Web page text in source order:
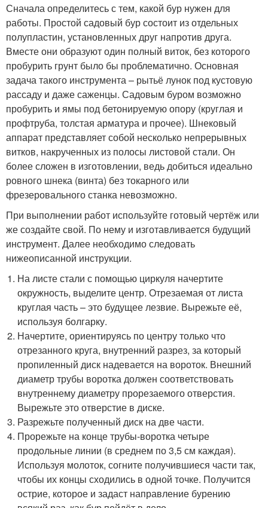
Сначала определитесь с тем, какой бур нужен для
работы. Простой садовый бур состоит из отдельных
полупластин, установленных друг напротив друга.
Вместе они образуют один полный виток, без которого
пробурить грунт было бы проблематично. Основная
задача такого инструмента – рытьё лунок под кустовую
рассаду и даже саженцы. Садовым буром возможно
пробурить и ямы под бетонируемую опору (круглая и
профтруба, толстая арматура и прочее). Шнековый
аппарат представляет собой несколько непрерывных
витков, накрученных из полосы листовой стали. Он
более сложен в изготовлении, ведь добиться идеально
ровного шнека (винта) без токарного или
фрезеровального станка невозможно.
При выполнении работ используйте готовый чертёж или
же создайте свой. По нему и изготавливается будущий
инструмент. Далее необходимо следовать
нижеописанной инструкции.
На листе стали с помощью циркуля начертите
окружность, выделите центр. Отрезаемая от листа
круглая часть – это будущее лезвие. Вырежьте её,
используя болгарку.
Начертите, ориентируясь по центру только что
отрезанного круга, внутренний разрез, за который
пропиленный диск надевается на вороток. Внешний
диаметр трубы воротка должен соответствовать
внутреннему диаметру прорезаемого отверстия.
Вырежьте это отверстие в диске.
Разрежьте полученный диск на две части.
Прорежьте на конце трубы-воротка четыре
продольные линии (в среднем по 3,5 см каждая).
Используя молоток, согните получившиеся части так,
чтобы их концы сходились в одной точке. Получится
острие, которое и задаст направление бурению